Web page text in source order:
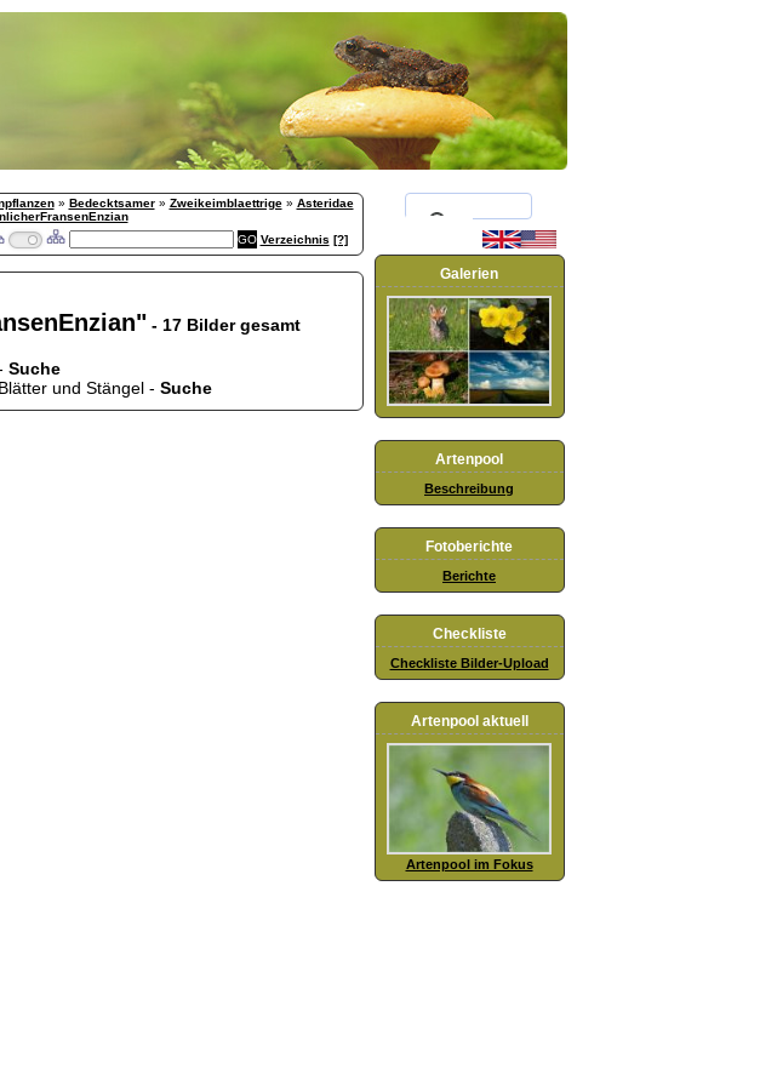
» Bedecktsamer» Zweikeimblaettrige» Asteridae
Verzeichnis [?]
- 17 Bilder gesamt
Suche
und Stängel - Suche
Galerien
Artenpool
Beschreibung
Fotoberichte
Berichte
Checkliste
Checkliste Bilder-Upload
Artenpool aktuell
Artenpool im Fokus